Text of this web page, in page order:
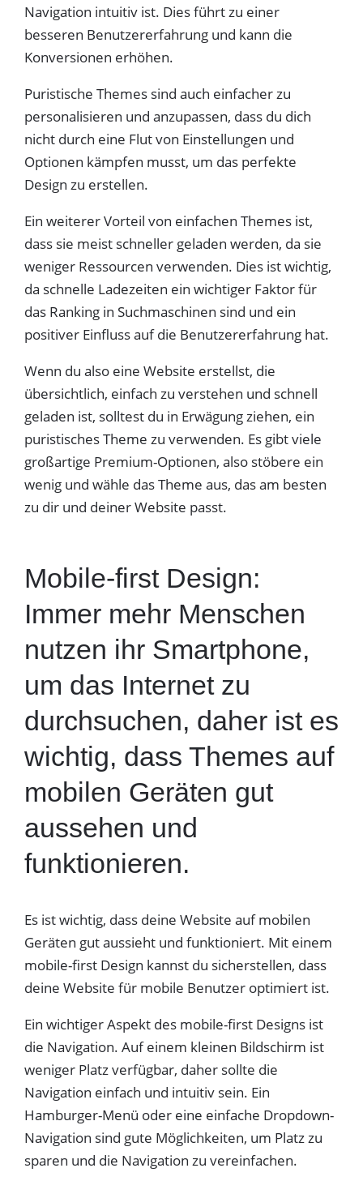
Navigation intuitiv ist. Dies führt zu einer
besseren Benutzererfahrung und kann die
Konversionen erhöhen.
Puristische Themes sind auch einfacher zu
personalisieren und anzupassen, dass du dich
nicht durch eine Flut von Einstellungen und
Optionen kämpfen musst, um das perfekte
Design zu erstellen.
Ein weiterer Vorteil von einfachen Themes ist,
dass sie meist schneller geladen werden, da sie
weniger Ressourcen verwenden. Dies ist wichtig,
da schnelle Ladezeiten ein wichtiger Faktor für
das Ranking in Suchmaschinen sind und ein
positiver Einfluss auf die Benutzererfahrung hat.
Wenn du also eine Website erstellst, die
übersichtlich, einfach zu verstehen und schnell
geladen ist, solltest du in Erwägung ziehen, ein
puristisches Theme zu verwenden. Es gibt viele
großartige Premium-Optionen, also stöbere ein
wenig und wähle das Theme aus, das am besten
zu dir und deiner Website passt.
Mobile-first Design:
Immer mehr Menschen
nutzen ihr Smartphone,
um das Internet zu
durchsuchen, daher ist es
wichtig, dass Themes auf
mobilen Geräten gut
aussehen und
funktionieren.
Es ist wichtig, dass deine Website auf mobilen
Geräten gut aussieht und funktioniert. Mit einem
mobile-first Design kannst du sicherstellen, dass
deine Website für mobile Benutzer optimiert ist.
Ein wichtiger Aspekt des mobile-first Designs ist
die Navigation. Auf einem kleinen Bildschirm ist
weniger Platz verfügbar, daher sollte die
Navigation einfach und intuitiv sein. Ein
Hamburger-Menü oder eine einfache Dropdown-
Navigation sind gute Möglichkeiten, um Platz zu
sparen und die Navigation zu vereinfachen.